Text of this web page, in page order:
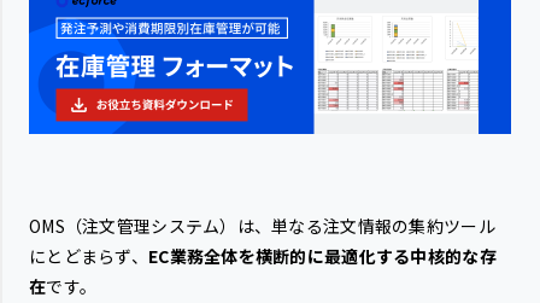
OMS（注文管理システム）は、単なる注文情報の集約ツール
にとどまらず、 EC業務全体を横断的に最適化する中核的な存
在です。